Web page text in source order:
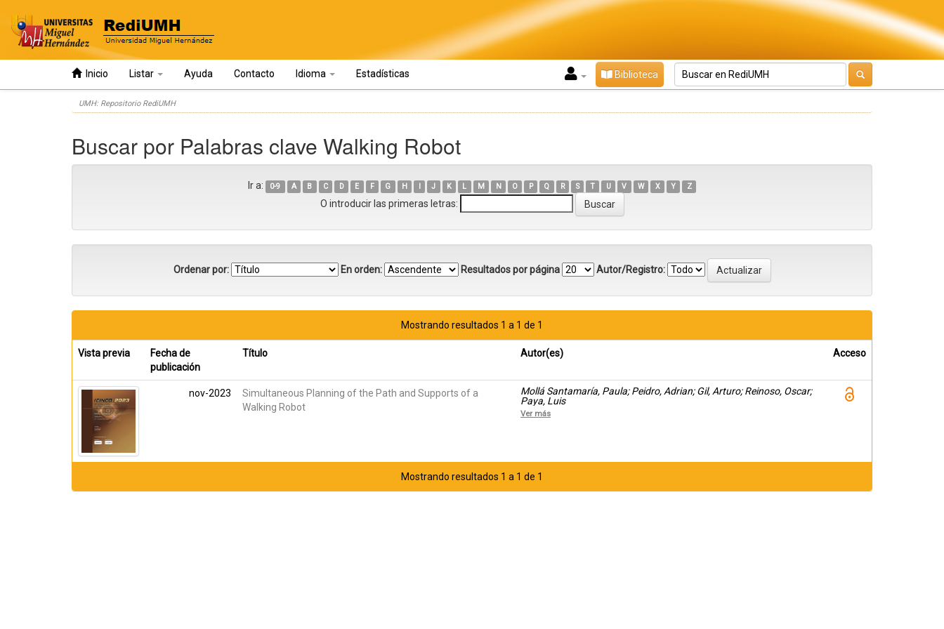
Inicio Listar Ayuda Contacto Idioma Estadísticas Biblioteca
UMH: Repositorio RediUMH
Buscar por Palabras clave Walking Robot
Ir a: 0-9 A B C D E F G H I J K L M N O P Q R S T U V W X Y Z
O introducir las primeras letras:
Ordenar por: En orden: Resultados por página Autor/Registro:
Mostrando resultados 1 a 1 de 1
Vista previa
Fecha de
publicación
Título Autor(es) Acceso
nov-2023
Simultaneous Planning of the Path and Supports of a
Walking Robot
Mollá Santamaría, Paula; Peidro, Adrian; Gil, Arturo; Reinoso, Oscar;
Paya, Luis
Ver más
Mostrando resultados 1 a 1 de 1